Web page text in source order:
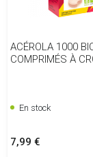
ACÉROLA 1000
COMPRIMÉS À
En stock
Prix
7,99 €